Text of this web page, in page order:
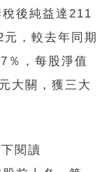
後純益達211
，較去年同期
％，每股淨值
大關，獲三大
閱讀